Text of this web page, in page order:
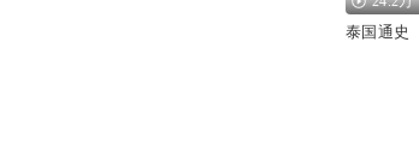
泰国通史